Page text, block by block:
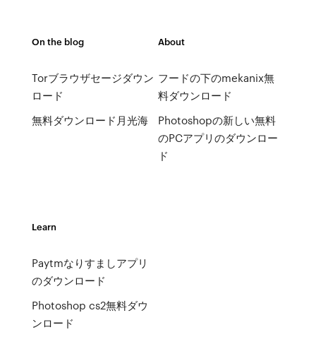
On the blog
Torブラウザセージダウン
ロード
無料ダウンロード月光海
About
フードの下のmekanix無
料ダウンロード
Photoshopの新しい無料
のPCアプリのダウンロー
ド
Learn
Paytmなりすましアプリ
のダウンロード
Photoshop cs2無料ダウ
ンロード